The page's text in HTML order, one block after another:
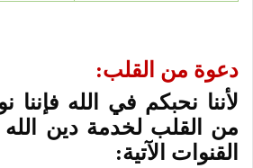
دعوة من القلب:
لأننا نحبكم في الله فإننا
من القلب لخدمة دين
القنوات الآتية: